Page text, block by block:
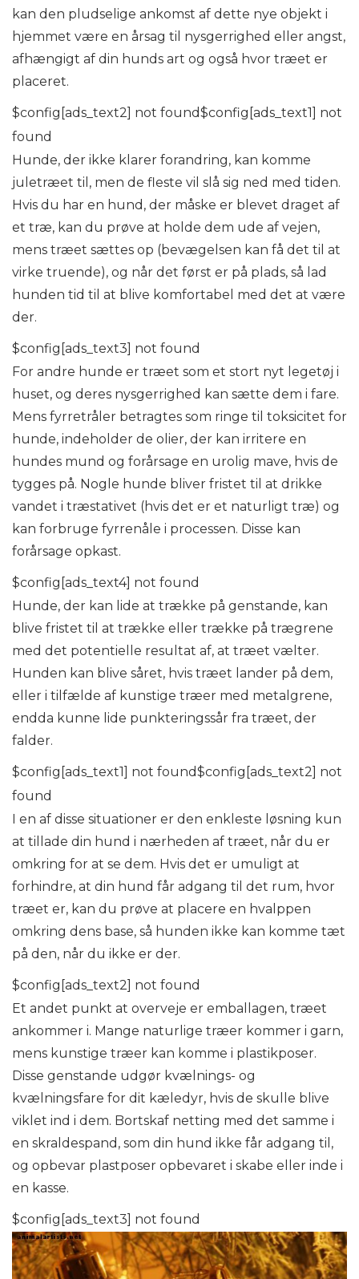
kan den pludselige ankomst af dette nye objekt i
hjemmet være en årsag til nysgerrighed eller angst,
afhængigt af din hunds art og også hvor træet er
placeret.
$config[ads_text2] not found$config[ads_text1] not
found
Hunde, der ikke klarer forandring, kan komme
juletræet til, men de fleste vil slå sig ned med tiden.
Hvis du har en hund, der måske er blevet draget af
et træ, kan du prøve at holde dem ude af vejen,
mens træet sættes op (bevægelsen kan få det til at
virke truende), og når det først er på plads, så lad
hunden tid til at blive komfortabel med det at være
der.
$config[ads_text3] not found
For andre hunde er træet som et stort nyt legetøj i
huset, og deres nysgerrighed kan sætte dem i fare.
Mens fyrretråler betragtes som ringe til toksicitet for
hunde, indeholder de olier, der kan irritere en
hundes mund og forårsage en urolig mave, hvis de
tygges på. Nogle hunde bliver fristet til at drikke
vandet i træstativet (hvis det er et naturligt træ) og
kan forbruge fyrrenåle i processen. Disse kan
forårsage opkast.
$config[ads_text4] not found
Hunde, der kan lide at trække på genstande, kan
blive fristet til at trække eller trække på trægrene
med det potentielle resultat af, at træet vælter.
Hunden kan blive såret, hvis træet lander på dem,
eller i tilfælde af kunstige træer med metalgrene,
endda kunne lide punkteringssår fra træet, der
falder.
$config[ads_text1] not found$config[ads_text2] not
found
I en af ​​disse situationer er den enkleste løsning kun
at tillade din hund i nærheden af ​​træet, når du er
omkring for at se dem. Hvis det er umuligt at
forhindre, at din hund får adgang til det rum, hvor
træet er, kan du prøve at placere en hvalppen
omkring dens base, så hunden ikke kan komme tæt
på den, når du ikke er der.
$config[ads_text2] not found
Et andet punkt at overveje er emballagen, træet
ankommer i. Mange naturlige træer kommer i garn,
mens kunstige træer kan komme i plastikposer.
Disse genstande udgør kvælnings- og
kvælningsfare for dit kæledyr, hvis de skulle blive
viklet ind i dem. Bortskaf netting med det samme i
en skraldespand, som din hund ikke får adgang til,
og opbevar plastposer opbevaret i skabe eller inde i
en kasse.
$config[ads_text3] not found